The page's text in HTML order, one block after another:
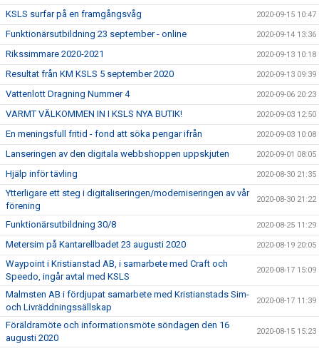
KSLS surfar på en framgångsvåg 2020-09-15 10:47
Funktionärsutbildning 23 september - online 2020-09-14 13:36
Rikssimmare 2020-2021 2020-09-13 10:18
Resultat från KM KSLS 5 september 2020 2020-09-13 09:39
Vattenlott Dragning Nummer 4 2020-09-06 20:23
VARMT VÄLKOMMEN IN I KSLS NYA BUTIK! 2020-09-03 12:50
En meningsfull fritid - fond att söka pengar ifrån 2020-09-03 10:08
Lanseringen av den digitala webbshoppen uppskjuten 2020-09-01 08:05
Hjälp inför tävling 2020-08-30 21:35
Ytterligare ett steg i digitaliseringen/moderniseringen av vår
förening
2020-08-30 21:22
Funktionärsutbildning 30/8 2020-08-25 11:29
Metersim på Kantarellbadet 23 augusti 2020 2020-08-19 20:05
Waypoint i Kristianstad AB, i samarbete med Craft och
Speedo, ingår avtal med KSLS
2020-08-17 15:09
Malmsten AB i fördjupat samarbete med Kristianstads Sim-
och Livräddningssällskap
2020-08-17 11:39
Föräldramöte och informationsmöte söndagen den 16
augusti 2020
2020-08-15 15:23